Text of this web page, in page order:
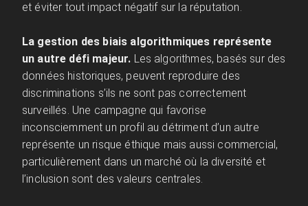
et éviter tout impact négatif sur la réputation.
La gestion des biais algorithmiques représente
un autre défi majeur. Les algorithmes, basés sur des
données historiques, peuvent reproduire des
discriminations s’ils ne sont pas correctement
surveillés. Une campagne qui favorise
inconsciemment un profil au détriment d’un autre
représente un risque éthique mais aussi commercial,
particulièrement dans un marché où la diversité et
l’inclusion sont des valeurs centrales.